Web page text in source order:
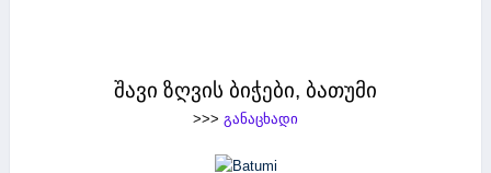
შავი ზღვის ბიჭები, ბათუმი
>>> განაცხადი